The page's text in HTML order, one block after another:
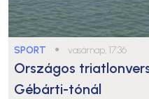
SPORT ● vasárnap, 17:36
Országos
Gébárti-tónál